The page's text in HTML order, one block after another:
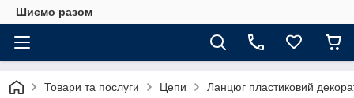
Шиємо разом
Товари та послуги Цепи Ланцюг пластиковий